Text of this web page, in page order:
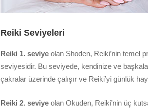
Reiki Seviyeleri
Reiki 1. seviye olan Shoden, Reiki’nin temel
seviyesidir. Bu seviyede, kendinize ve
çakralar üzerinde çalışır ve Reiki’yi günlük
Reiki 2. seviye olan Okuden, Reiki’nin üç